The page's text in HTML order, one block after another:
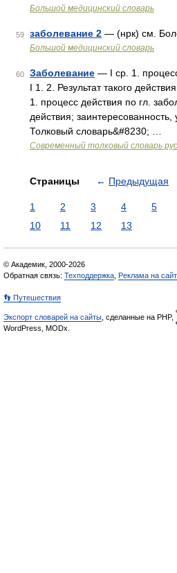
Большой медицинский словарь
59 заболевание 2 — (нрк) см.
Большой медицинский словарь
60 Заболевание — I ср. 1.
I 1. 2. Результат такого
1. процесс действия по гл.
действия; заинтересованность,
Толковый словарь&#8230; …
Современный толковый словарь
Страницы ← Предыдущая
1 2 3 4 5
10
11 12 13
© Академик, 2000-2026
Обратная связь: Техподдержка Реклама на
👣 Путешествия
Экспорт словарей на сайты , сделанные на PHP,
WordPress, MODx.